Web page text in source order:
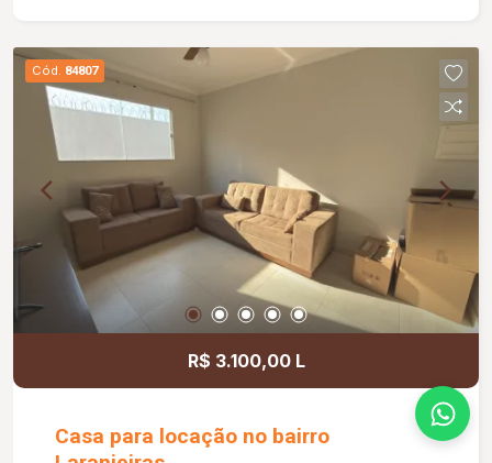
garagem; O condomínio oferece: Portaria 24
horas com segurança armada; 03 salões de
festas; 02 quadras de tênis; Quadra de peteca;
Quadra de voleibol; Quadra de beach tennis;
Piscina aquecida; Academia; Playground;
Diferenciais: Armários planejados em toda a
casa; Energia fotovoltaica; Aquecimento solar;
Louças e metais Deca; Portas internas em ACM
na cor champanhe; Jardins com irrigação
automatizada; Projeto de iluminação completo;
Janelas e porta da suíte máster automatizadas;
Ambientes amplos, modernos e planejados para
oferecer conforto, sofisticação e funcionalidade.
Cód. 84807
R$ 3.100,00 L
Casa para locação no bairro